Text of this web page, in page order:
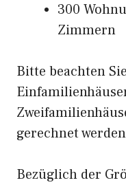
300
Zimmern
Bitte beachten
gerechnet
Bezüglich der